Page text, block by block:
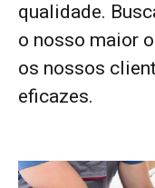
qualidade.
o nosso maior
os nossos
eficazes.